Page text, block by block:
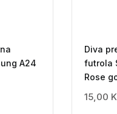
A24
Diva
futrola
Rose
15,00